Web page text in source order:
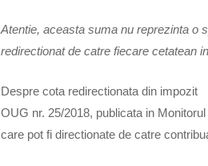
Atentie, aceasta suma nu reprezinta o
redirectionat de catre fiecare cetatean
Despre cota redirectionata din impozit
OUG nr. 25/2018, publicata in
care pot fi directionate de catre